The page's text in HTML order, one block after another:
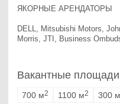
ЯКОРНЫЕ АРЕНДАТОРЫ
DELL, Mitsubishi Motors,
Morris, JTI, Business
Вакантные площади
700 м2 1100 м2 300 м